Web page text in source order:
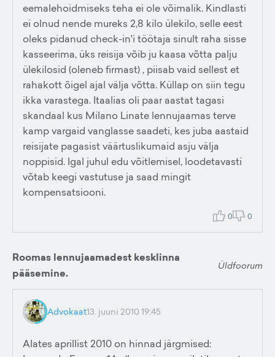
eemalehoidmiseks teha ei ole võimalik. Kindlasti
ei olnud nende mureks 2,8 kilo ülekilo, selle eest
oleks pidanud check-in'i töötaja sinult raha sisse
kasseerima, üks reisija võib ju kaasa võtta palju
ülekilosid (oleneb firmast) , piisab vaid sellest et
rahakott õigel ajal välja võtta. Küllap on siin tegu
ikka varastega. Itaalias oli paar aastat tagasi
skandaal kus Milano Linate lennujaamas terve
kamp vargaid vanglasse saadeti, kes juba aastaid
reisijate pagasist väärtuslikumaid asju välja
noppisid. Igal juhul edu võitlemisel, loodetavasti
võtab keegi vastutuse ja saad mingit
kompensatsiooni.
0 0
Roomas lennujaamadest kesklinna
pääsemine.
Üldfoorum
Advokaat13. juuni 2010 19:45
Alates aprillist 2010 on hinnad järgmised: